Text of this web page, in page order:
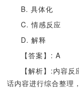
B. 具体化
C. 情感反应
D. 解释
【答案】: A
【解析】:内容
话内容进行综合整理